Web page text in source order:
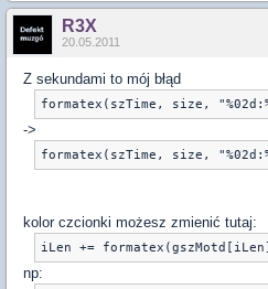
R3X
20.05.2011
Z sekundami to mój błąd
formatex(szTime, size,
->
formatex(szTime, size,
kolor czcionki możesz zmienić tutaj:
iLen +=
np: